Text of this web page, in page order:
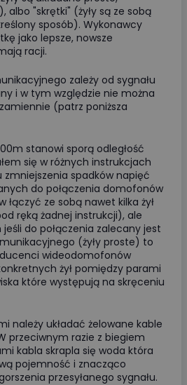
albo "skrętki" (żyły są ze sobą
sposób). Wykonawcy
jako lepsze, nowsze
racji.
zależy od sygnału
i w tym względzie nie można
(patrz poniższa
stanowi sporą odległość
się w różnych instrukcjach
spadków napięć
do połączenia domofonów
ze sobą nawet kilka żył
ręką żadnej instrukcji), ale
do połączenia zalecany jest
(żyły proste) to
wideodomofonów
żył pomiędzy parami
które występują na skręceniu
należy układać żelowane kable
przeciwnym razie z biegiem
kabla skrapla się woda która
pojemność i znacząco
przesyłanego sygnału.